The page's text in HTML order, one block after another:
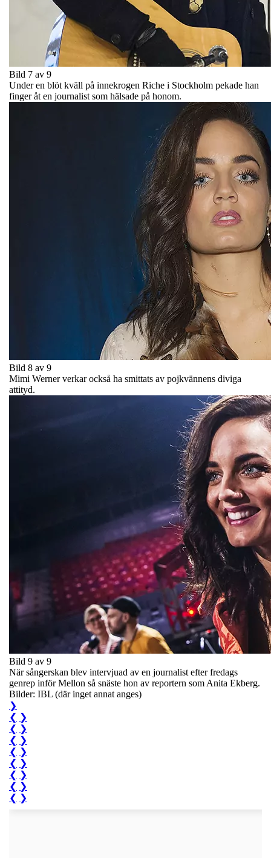
Bild 7 av 9
Under en blöt kväll på innekrogen Riche i Stockholm pekade han
finger åt en journalist som hälsade på honom.
Bild 8 av 9
Mimi Werner verkar också ha smittats av pojkvännens diviga
attityd.
Bild 9 av 9
När sångerskan blev intervjuad av en journalist efter fredags
genrep inför Mellon så snäste hon av reportern som Anita Ekberg.
Bilder: IBL (där inget annat anges)
❯
❮ ❯
❮ ❯
❮ ❯
❮ ❯
❮ ❯
❮ ❯
❮ ❯
❮ ❯